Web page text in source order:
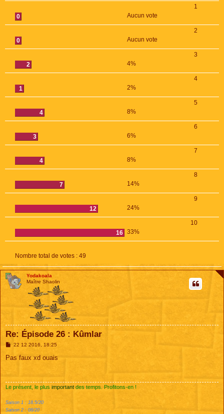
1
0
Aucun vote
2
0
Aucun vote
3
2
4%
4
1
2%
5
4
8%
6
3
6%
7
4
8%
8
7
14%
9
12
24%
10
16 33%
Nombre total de votes : 49
Yodakoala
Maître Shaolin
Re: Épisode 26 : Kûmlar
M
s
22 12 2016, 18:25
Pas faux xd ouais
Le présent, le plus important des temps. Profitons-en !
Saison 1 : 18.5/20
Saison 2 : 08/20